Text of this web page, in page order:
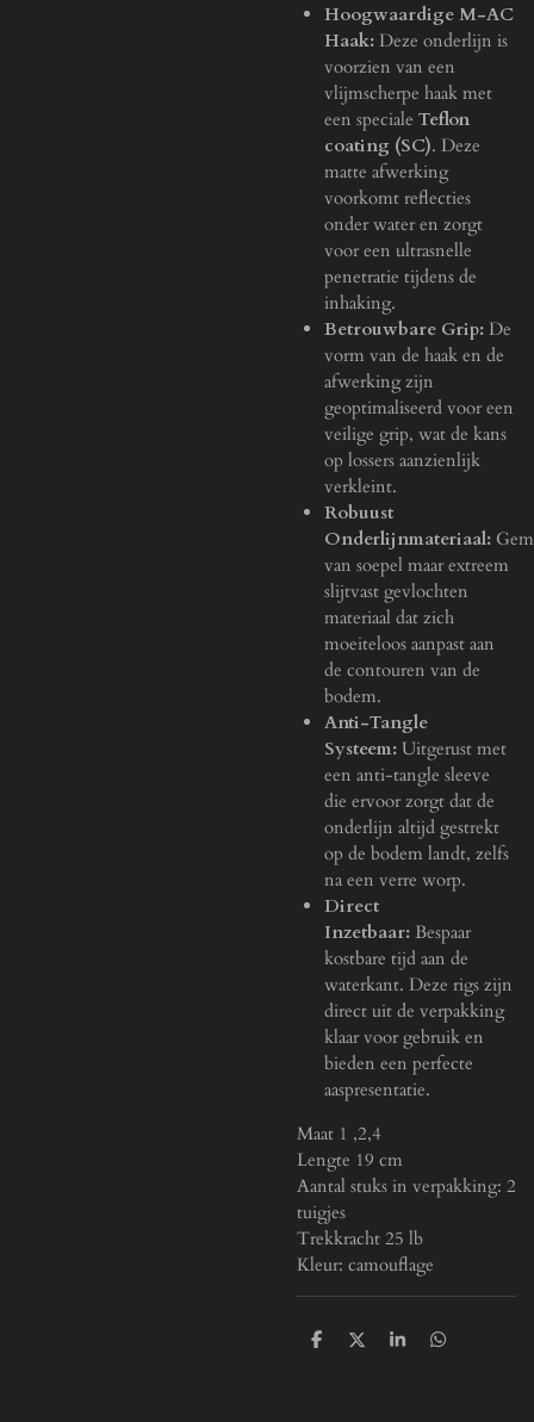
Hoogwaardige M-AC
Haak: Deze onderlijn is
voorzien van een
vlijmscherpe haak met
een speciale Teflon
coating (SC). Deze
matte afwerking
voorkomt reflecties
onder water en zorgt
voor een ultrasnelle
penetratie tijdens de
inhaking.
Betrouwbare Grip: De
vorm van de haak en de
afwerking zijn
geoptimaliseerd voor een
veilige grip, wat de kans
op lossers aanzienlijk
verkleint.
Robuust
Onderlijnmateriaal:
van soepel maar extreem
slijtvast gevlochten
materiaal dat zich
moeiteloos aanpast aan
de contouren van de
bodem.
Anti-Tangle
Systeem: Uitgerust met
een anti-tangle sleeve
die ervoor zorgt dat de
onderlijn altijd gestrekt
op de bodem landt, zelfs
na een verre worp.
Direct
Inzetbaar: Bespaar
kostbare tijd aan de
waterkant. Deze rigs zijn
direct uit de verpakking
klaar voor gebruik en
bieden een perfecte
aaspresentatie.
Maat 1 ,2,4
Lengte 19 cm
Aantal stuks in verpakking: 2
tuigjes
Trekkracht 25 lb
Kleur: camouflage
D
D
S
D